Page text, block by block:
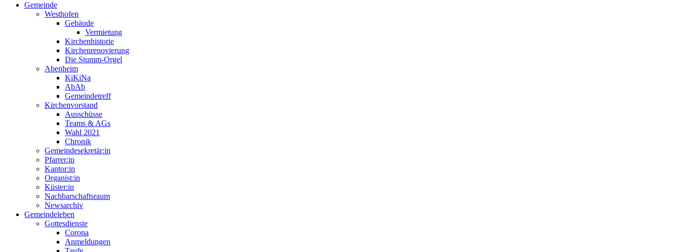
Gemeinde
Westhofen
Gebäude
Vermietung
Kirchenhistorie
Kirchenrenovierung
Die Stumm-Orgel
Abenheim
KiKiNa
AbAb
Gemeindetreff
Kirchenvorstand
Ausschüsse
Teams & AGs
Wahl 2021
Chronik
Gemeindesekretär:in
Pfarrer:in
Kantor:in
Organist:in
Küster:in
Nachbarschaftsraum
Newsarchiv
Gemeindeleben
Gottesdienste
Corona
Anmeldungen